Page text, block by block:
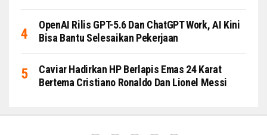
OpenAI Rilis GPT-5.6 Dan ChatGPT Work, AI Kini
Bisa Bantu Selesaikan Pekerjaan
Caviar Hadirkan HP Berlapis Emas 24 Karat
Bertema Cristiano Ronaldo Dan Lionel Messi